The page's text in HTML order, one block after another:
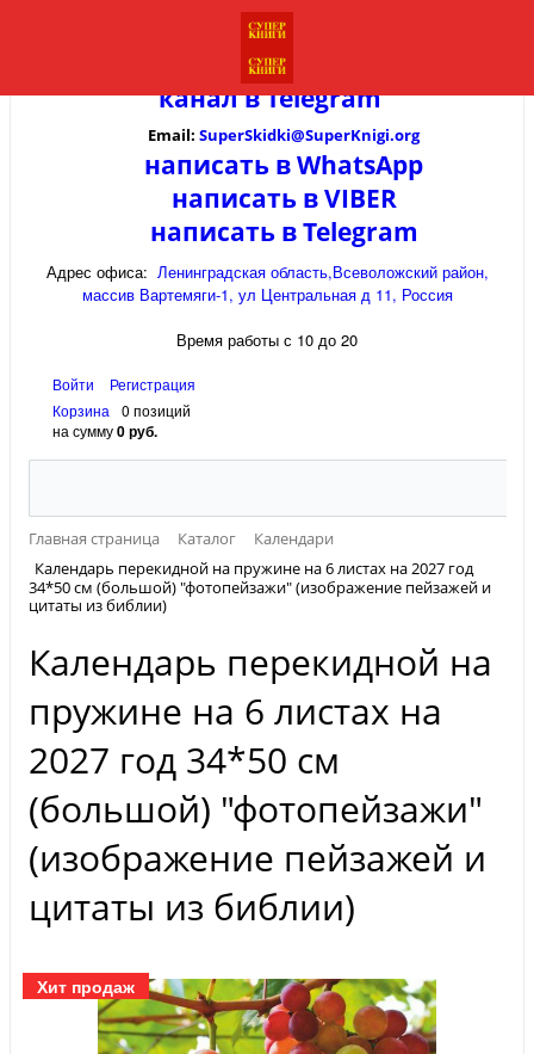
канал вTelegram
Email: SuperSkidki@SuperKnigi.org
написать в WhatsApp
написать в VIBER
написать в Telegram
Адрес офиса: Ленинградская область,Всеволожский район,
массив Вартемяги-1, ул Центральная д 11, Россия
Время работы с 10 до 20
Войти
Регистрация
Корзина
0 позиций
на сумму0 руб.
Главная страница Каталог
Календари
Календарь перекидной на пружине на 6 листах на 2027 год
34*50 см (большой) "фотопейзажи" (изображение пейзажей и
цитаты из библии)
Календарь перекидной на
пружине на 6 листах на
2027 год 34*50 см
(большой) "фотопейзажи"
(изображение пейзажей и
цитаты из библии)
Хит продаж